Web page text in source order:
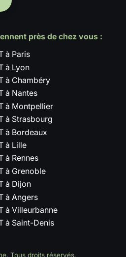
près de chez vous :
à Paris
à Lyon
à Chambéry
à Nantes
à Montpellier
à Strasbourg
à Bordeaux
à Lille
à Rennes
à Grenoble
à Dijon
à Angers
à Villeurbanne
à Saint-Denis
Tous droits réservés.